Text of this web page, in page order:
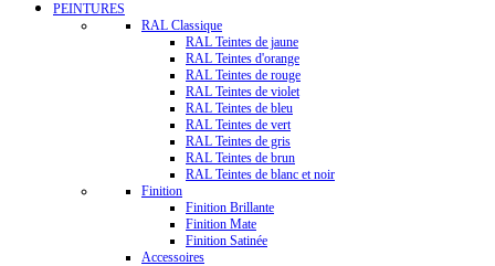
PEINTURES
RAL Classique
RAL Teintes de jaune
RAL Teintes d'orange
RAL Teintes de rouge
RAL Teintes de violet
RAL Teintes de bleu
RAL Teintes de vert
RAL Teintes de gris
RAL Teintes de brun
RAL Teintes de blanc et noir
Finition
Finition Brillante
Finition Mate
Finition Satinée
Accessoires